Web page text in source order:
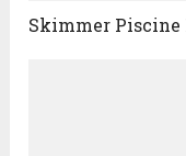
Skimmer Piscine